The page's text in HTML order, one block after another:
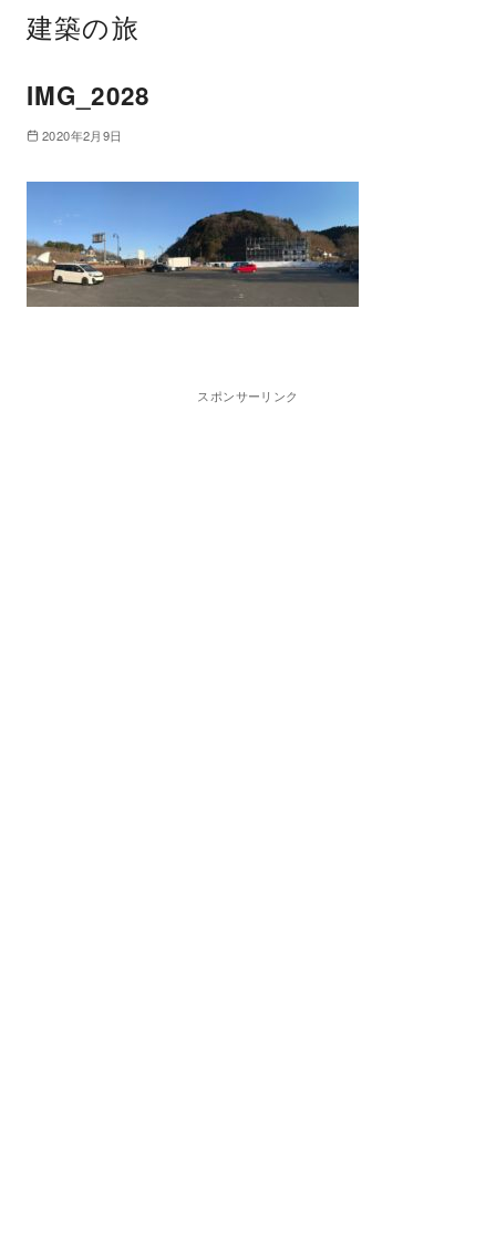
建築の旅
IMG_2028
2020年2月9日
スポンサーリンク